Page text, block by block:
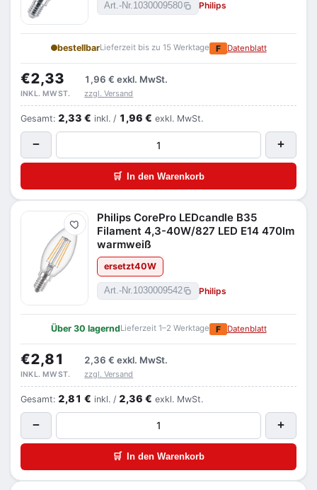
Art.-Nr.1030009580 Philips
bestellbarLieferzeit bis zu 15 Werktage F Datenblatt
€2,33 1,96 € exkl. MwSt.
INKL. MWST. zzgl. Versand
Gesamt: 2,33 € inkl. / 1,96 € exkl. MwSt.
− +
🛒 In den Warenkorb
Merken
Philips CorePro LEDcandle B35
Filament 4,3-40W/827 LED E14 470lm
warmweiß
ersetzt40W
Art.-Nr.1030009542 Philips
Über 30 lagerndLieferzeit 1–2 Werktage F Datenblatt
€2,81 2,36 € exkl. MwSt.
INKL. MWST. zzgl. Versand
Gesamt: 2,81 € inkl. / 2,36 € exkl. MwSt.
− +
🛒 In den Warenkorb